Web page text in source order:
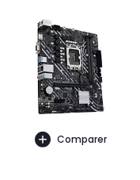
Comparer